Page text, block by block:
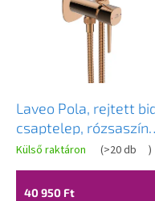
Laveo Pola, rejtett
csaptelep, rózsaszín
arany, LAV-BAP_831P
Külső raktáron (>20 db )
40 950 Ft